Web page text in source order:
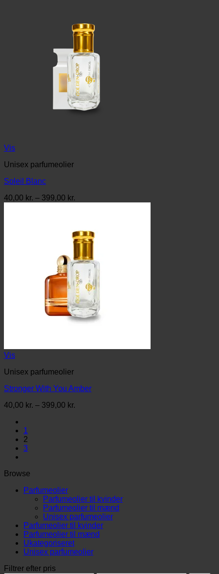
Vis
Unisex parfumeolier
Soleil Blanc
40,00 kr. – 399,00 kr.
Vis
Unisex parfumeolier
Stronger With You Amber
40,00 kr. – 399,00 kr.
1
2
3
Browse
Parfumeolier
Parfumeolier til kvinder
Parfumeolier til mænd
Unisex parfumeolier
Parfumeolier til kvinder
Parfumeolier til mænd
Ukategoriseret
Unisex parfumeolier
Filtrer efter pris